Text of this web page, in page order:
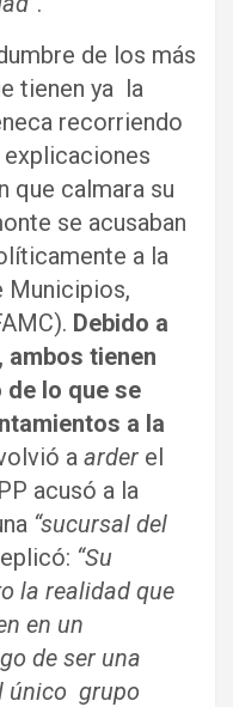
de los más
tienen ya la
recorriendo
que calmara su
se acusaban
a la
Municipios,
Debido a
ambos tienen
de lo que se
a la
a arder el
acusó a la
“sucursal del
“Su
la realidad que
en un
de ser una
único grupo